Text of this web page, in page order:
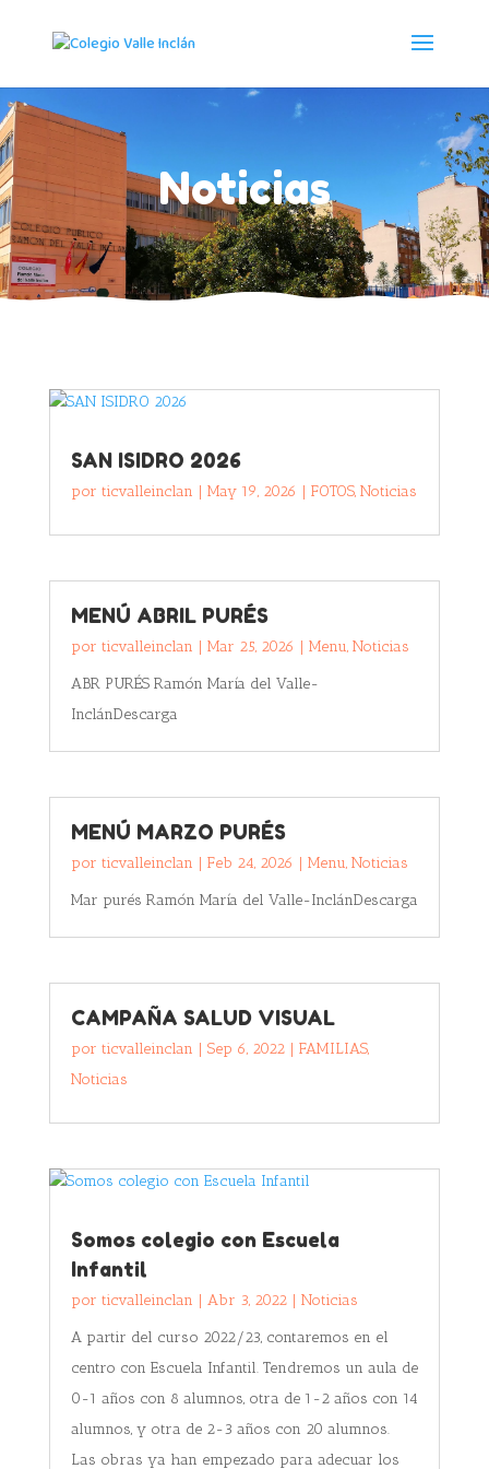
Noticias
SAN ISIDRO 2026
por ticvalleinclan | May 19, 2026 | FOTOS, Noticias
MENÚ ABRIL PURÉS
por ticvalleinclan | Mar 25, 2026 | Menu, Noticias
ABR PURÉS Ramón María del Valle-
InclánDescarga
MENÚ MARZO PURÉS
por ticvalleinclan | Feb 24, 2026 | Menu, Noticias
Mar purés Ramón María del Valle-InclánDescarga
CAMPAÑA SALUD VISUAL
por ticvalleinclan | Sep 6, 2022| FAMILIAS,
Noticias
Somos colegio con Escuela
Infantil
por ticvalleinclan Abr 3, 2022| Noticias
A partir del curso 2022/23, contaremos en el
centro con Escuela Infantil. Tendremos un aula de
0-1 años con 8 alumnos, otra de 1-2 años con 14
alumnos, y otra de 2-3 años con 20 alumnos.
Las obras ya han empezado para adecuar los